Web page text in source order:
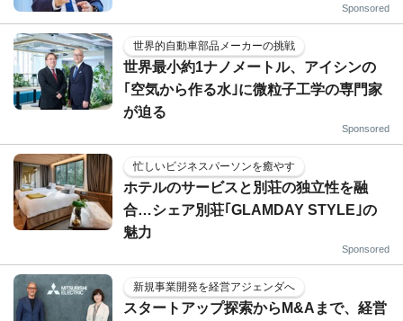
Sponsored
世界的自動車部品メーカーの挑戦
世界最小約1ナノメートル、アイシンの
｢空気から作る水｣に微粒子工学の専門家
が迫る
Sponsored
忙しいビジネスパーソンを癒やす
ホテルのサービスと別荘の独立性を融
合…シェア別荘｢GLAMDAY STYLE｣の
魅力
Sponsored
新規事業開発を経営アジェンダへ
スタートアップ探索からM&Aまで、経営